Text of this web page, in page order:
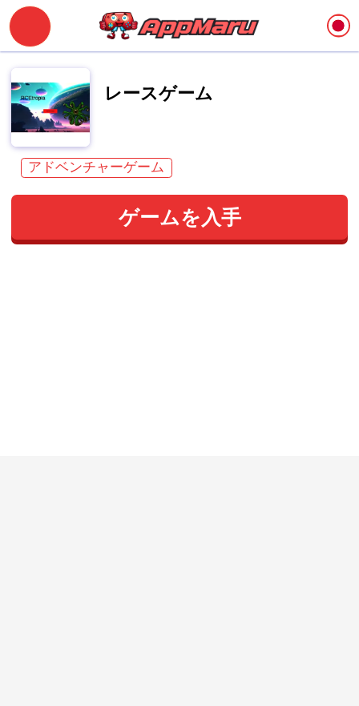
レースゲーム
アドベンチャーゲーム
ゲームを入手